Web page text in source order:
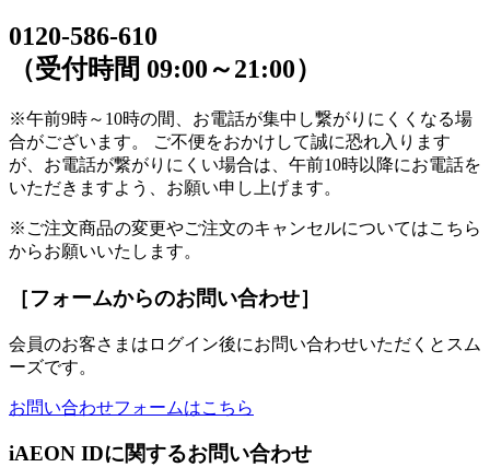
0120-586-610
（受付時間 09:00～21:00）
※午前9時～10時の間、お電話が集中し繋がりにくくなる場
合がございます。 ご不便をおかけして誠に恐れ入ります
が、お電話が繋がりにくい場合は、午前10時以降にお電話を
いただきますよう、お願い申し上げます。
※ご注文商品の変更やご注文のキャンセルについてはこちら
からお願いいたします。
［フォームからのお問い合わせ］
会員のお客さまはログイン後にお問い合わせいただくとスム
ーズです。
お問い合わせフォームはこちら
iAEON IDに関するお問い合わせ